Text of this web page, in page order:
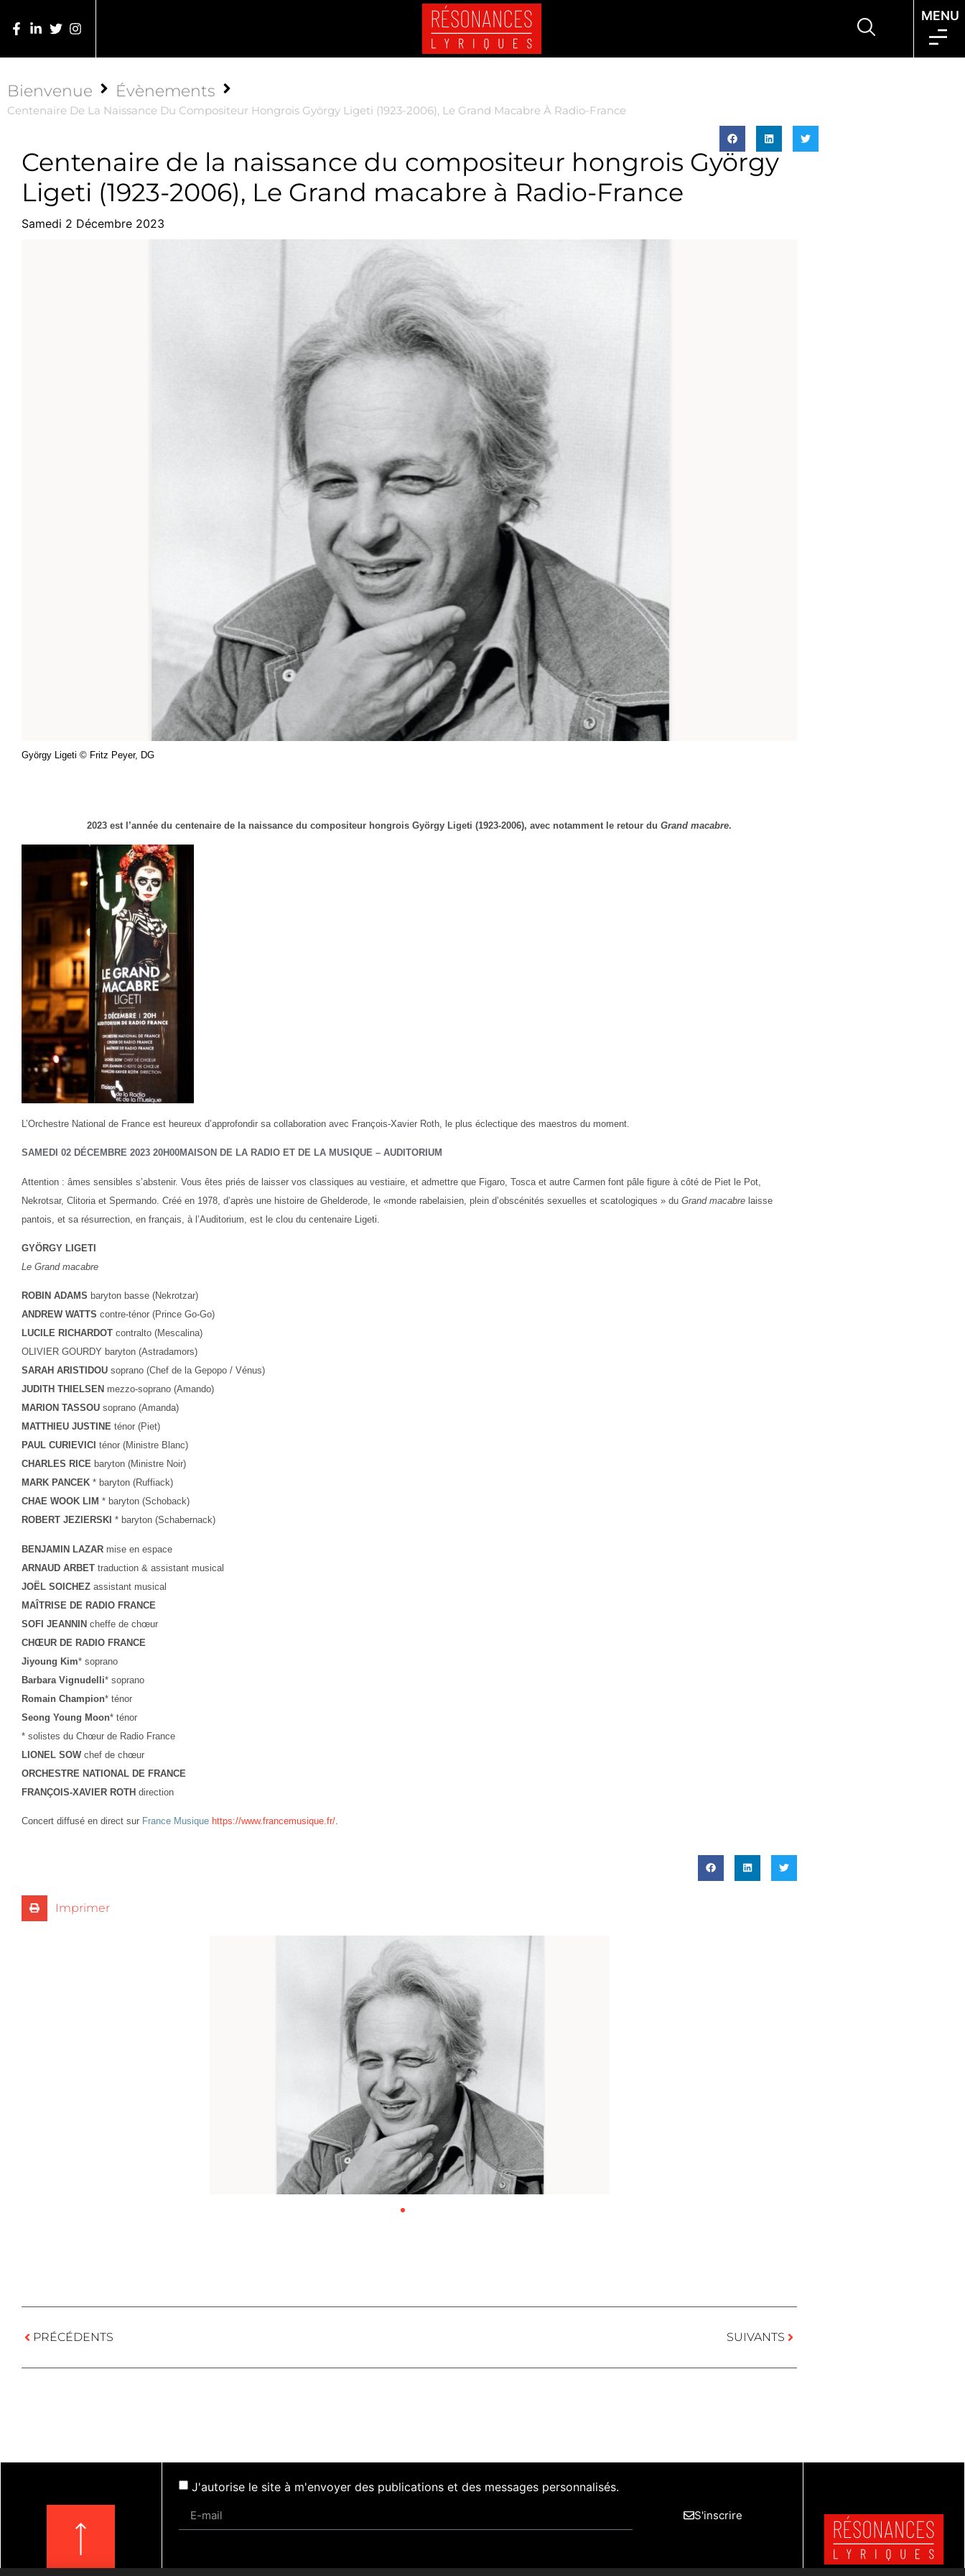
MENU
Bienvenue Évènements
Centenaire De La Naissance Du Compositeur Hongrois György Ligeti (1923-2006), Le Grand Macabre À Radio-France
Centenaire de la naissance du compositeur hongrois György
Ligeti (1923-2006), Le Grand macabre à Radio-France
Samedi 2 Décembre 2023
György Ligeti © Fritz Peyer, DG
2023 est l’année du centenaire de la naissance du compositeur hongrois György Ligeti (1923-2006), avec notamment le retour du Grand macabre.
L’Orchestre National de France est heureux d’approfondir sa collaboration avec François-Xavier Roth, le plus éclectique des maestros du moment.
SAMEDI 02 DÉCEMBRE 2023 20H00MAISON DE LA RADIO ET DE LA MUSIQUE – AUDITORIUM
Attention : âmes sensibles s’abstenir. Vous êtes priés de laisser vos classiques au vestiaire, et admettre que Figaro, Tosca et autre Carmen font pâle figure à côté de Piet le Pot,
Nekrotsar, Clitoria et Spermando. Créé en 1978, d’après une histoire de Ghelderode, le «monde rabelaisien, plein d’obscénités sexuelles et scatologiques » du Grand macabre laisse
pantois, et sa résurrection, en français, à l’Auditorium, est le clou du centenaire Ligeti.
GYÖRGY LIGETI
Le Grand macabre
ROBIN ADAMS baryton basse (Nekrotzar)
ANDREW WATTS contre-ténor (Prince Go-Go)
LUCILE RICHARDOT contralto (Mescalina)
OLIVIER GOURDY baryton (Astradamors)
SARAH ARISTIDOU soprano (Chef de la Gepopo / Vénus)
JUDITH THIELSEN mezzo-soprano (Amando)
MARION TASSOU soprano (Amanda)
MATTHIEU JUSTINE ténor (Piet)
PAUL CURIEVICI ténor (Ministre Blanc)
CHARLES RICE baryton (Ministre Noir)
MARK PANCEK * baryton (Ruffiack)
CHAE WOOK LIM * baryton (Schoback)
ROBERT JEZIERSKI * baryton (Schabernack)
BENJAMIN LAZAR mise en espace
ARNAUD ARBET traduction & assistant musical
JOËL SOICHEZ assistant musical
MAÎTRISE DE RADIO FRANCE
SOFI JEANNIN cheffe de chœur
CHŒUR DE RADIO FRANCE
Jiyoung Kim* soprano
Barbara Vignudelli* soprano
Romain Champion* ténor
Seong Young Moon* ténor
* solistes du Chœur de Radio France
LIONEL SOW chef de chœur
ORCHESTRE NATIONAL DE FRANCE
FRANÇOIS-XAVIER ROTH direction
Concert diffusé en direct sur France Musique https://www.francemusique.fr/.
Imprimer
PRÉCÉDENTS SUIVANTS
J'autorise le site à m'envoyer des publications et des messages personnalisés.
S'inscrire